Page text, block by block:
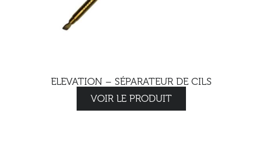
ELEVATION – SÉPARATEUR DE CILS
VOIR LE PRODUIT